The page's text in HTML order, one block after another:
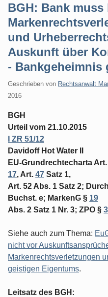
BGH: Bank muss
und
Auskunft über
- Bankgeheimnis
Geschrieben von Rechtsanwalt
2016
BGH
Urteil vom 21.10.2015
I ZR 51/12
Davidoff Hot Water II
EU-Grundrechtecharta Art.
17, Art. 47 Satz 1,
Art. 52 Abs. 1 Satz 2;
Buchst. e; MarkenG § 19
Abs. 2 Satz 1 Nr. 3; ZPO §
Siehe auch zum Thema:
nicht vor
Markenrechtsverletzungen
geistigen Eigentums.
Leitsatz des BGH: